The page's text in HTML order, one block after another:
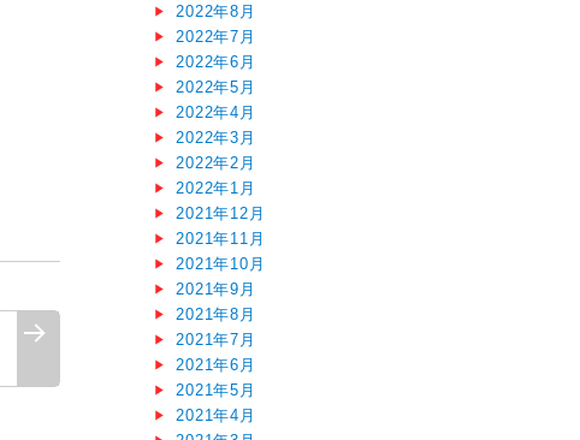
2022年8月
2022年7月
2022年6月
2022年5月
2022年4月
2022年3月
2022年2月
2022年1月
2021年12月
2021年11月
2021年10月
2021年9月
2021年8月
2021年7月
2021年6月
2021年5月
2021年4月